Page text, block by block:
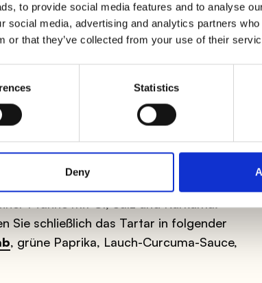
to provide social media features and to analyse
social media, advertising and analytics partners
or that they’ve collected from your use of their
Statistics
Deny
beträufeln Sie sie mit etwas
in kleine Würfel, braten Sie sie in einer
Pfanne mit Öl, Salz und Kurkuma.
Sie schließlich das Tartar in folgender
, grüne Paprika, Lauch-Curcuma-Sauce,